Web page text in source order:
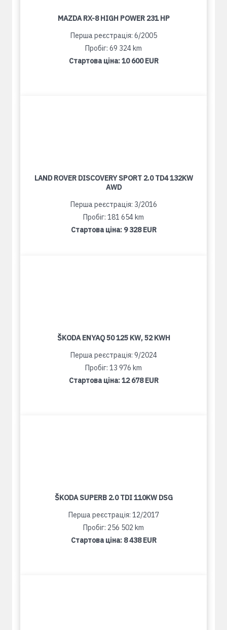
MAZDA RX-8 HIGH POWER 231 HP
Перша реєстрація: 6/2005
Пробіг: 69 324 km
Стартова ціна:10 600 EUR
LAND ROVER DISCOVERY SPORT 2.0 TD4 132KW
AWD
Перша реєстрація: 3/2016
Пробіг: 181 654 km
Стартова ціна: 9 328 EUR
ŠKODA ENYAQ 50 125 KW, 52 KWH
Перша реєстрація: 9/2024
Пробіг: 13 976 km
Стартова ціна:12 678 EUR
ŠKODA SUPERB 2.0 TDI 110KW DSG
Перша реєстрація: 12/2017
Пробіг: 256 502 km
Стартова ціна: 8 438 EUR